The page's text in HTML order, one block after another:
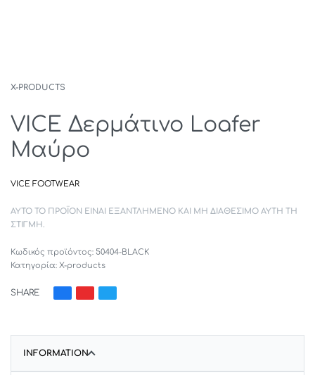
X-PRODUCTS
VICE Δερμάτινο Loafer
Μαύρο
VICE FOOTWEAR
ΑΥΤΌ ΤΟ ΠΡΟΪΌΝ ΕΊΝΑΙ ΕΞΑΝΤΛΗΜΈΝΟ ΚΑΙ ΜΗ ΔΙΑΘΈΣΙΜΟ ΑΥΤΉ ΤΗ
ΣΤΙΓΜΉ.
50404-BLACK
Κατηγορία: X-products
SHARE
INFORMATION